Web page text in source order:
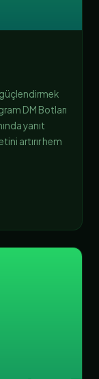
DM Botları
yanıt
artırır hem